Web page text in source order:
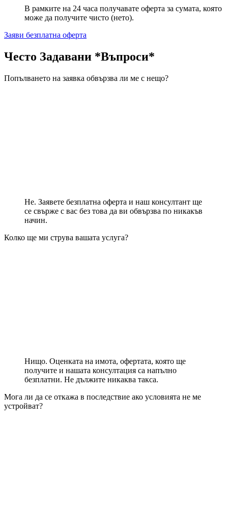
В рамките на 24 часа получавате оферта за сумата, която
може да получите чисто (нето).
Заяви безплатна оферта
Често Задавани *Въпроси*
Попълването на заявка обвързва ли ме с нещо?
Не. Заявете безплатна оферта и наш консултант ще
се свърже с вас без това да ви обвързва по никакъв
начин.
Колко ще ми струва вашата услуга?
Нищо. Оценката на имота, офертата, която ще
получите и нашата консултация са напълно
безплатни. Не дължите никаква такса.
Мога ли да се откажа в последствие ако условията не ме
устройват?